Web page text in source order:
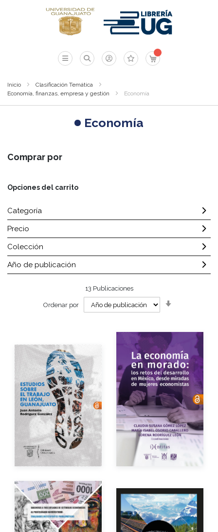
Mi carrito
Inicio
Clasificación Temática
Economía, finanzas, empresa y gestión
Economía
Economía
Comprar por
Opciones del carrito
Categoría
Precio
Colección
Año de publicación
13 Publicaciones
Ordenar por
Autor
Año de edición
eBook Gratuito
Autores
Año de edición
eBook
Autor